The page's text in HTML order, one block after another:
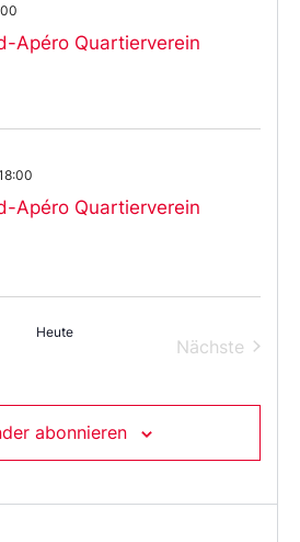
Apéro Quartierverein
Apéro Quartierverein
Heute
Nächste
abonnieren